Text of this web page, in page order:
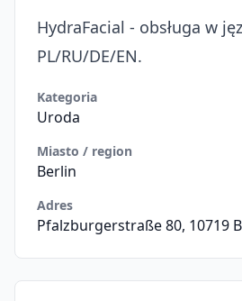
HydraFacial - obsługa w
PL/RU/DE/EN.
Kategoria
Uroda
Miasto / region
Berlin
Adres
Pfalzburgerstraße 80, 10719